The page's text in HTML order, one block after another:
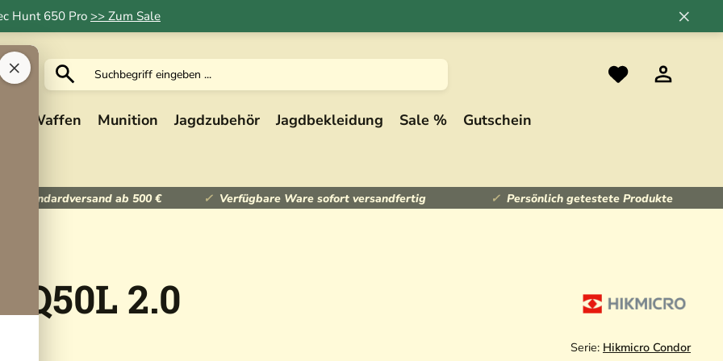
Hunt 650 Pro >> Zum Sale
×
×
Waffen Munition Jagdzubehör Jagdbekleidung Sale % Gutschein
Standardversand ab 500 € Verfügbare Ware sofort versandfertig Persönlich getestete Produkte
2.0
Serie: Hikmicro Condor